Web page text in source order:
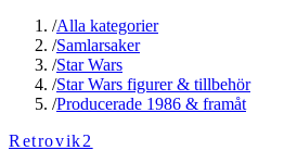
/Alla kategorier
/Samlarsaker
/Star Wars
/Star Wars figurer & tillbehör
/Producerade 1986 & framåt
Retrovik2